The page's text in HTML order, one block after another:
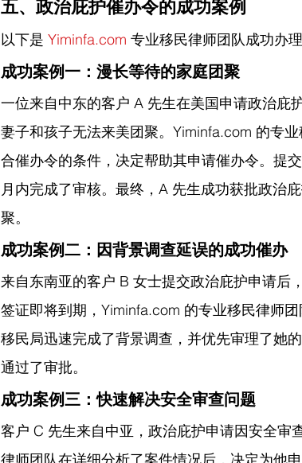
五、政治庇护催办令的成功案例
以下是 Yiminfa.com 专业移民律师团队成功办
成功案例一：漫长等待的家庭团聚
一位来自中东的客户 A 先生在美国申请政治庇
妻子和孩子无法来美团聚。Yiminfa.com 的专
合催办令的条件，决定帮助其申请催办令。提
月内完成了审核。最终，A 先生成功获批政治
聚。
成功案例二：因背景调查延误的成功催办
来自东南亚的客户 B 女士提交政治庇护申请后
签证即将到期，Yiminfa.com 的专业移民律师
移民局迅速完成了背景调查，并优先审理了她
通过了审批。
成功案例三：快速解决安全审查问题
客户 C 先生来自中亚，政治庇护申请因安全审